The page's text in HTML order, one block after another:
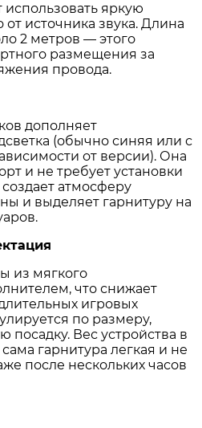
использовать яркую
источника звука. Длина
2 метров — этого
размещения за
провода.
дополняет
(обычно синяя или с
от версии). Она
и не требует установки
атмосферу
и выделяет гарнитуру на
из мягкого
что снижает
игровых
по размеру,
посадку. Вес устройства в
гарнитура легкая и не
после нескольких часов